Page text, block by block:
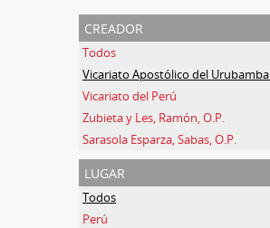
creador
Todos
Vicariato del Perú
Zubieta y Les, Ramón, O.P.
Sarasola Esparza, Sabas, O.P.
lugar
Todos
Perú